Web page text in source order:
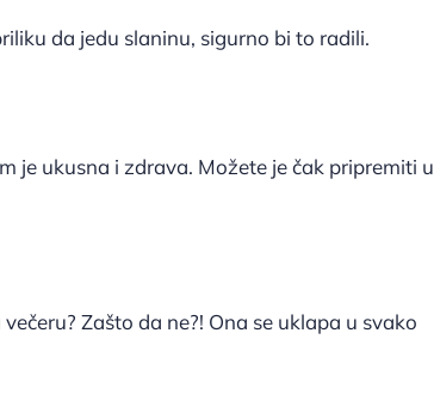
da jedu slaninu, sigurno bi to radili.
je ukusna i zdrava. Možete je čak pripremiti u
Zašto da ne?! Ona se uklapa u svako